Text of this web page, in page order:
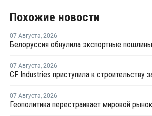
Похожие новости
07 Августа, 2026
Белоруссия обнулила экспортные
07 Августа, 2026
07 Августа, 2026